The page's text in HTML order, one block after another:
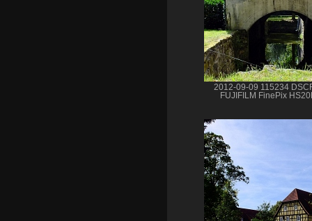
2012-09-09 115234
FUJIFILM FinePix